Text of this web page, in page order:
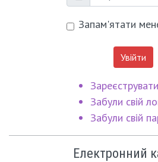
Запам'ятати
Увійти
Забули свій
Забули свій
Електронний